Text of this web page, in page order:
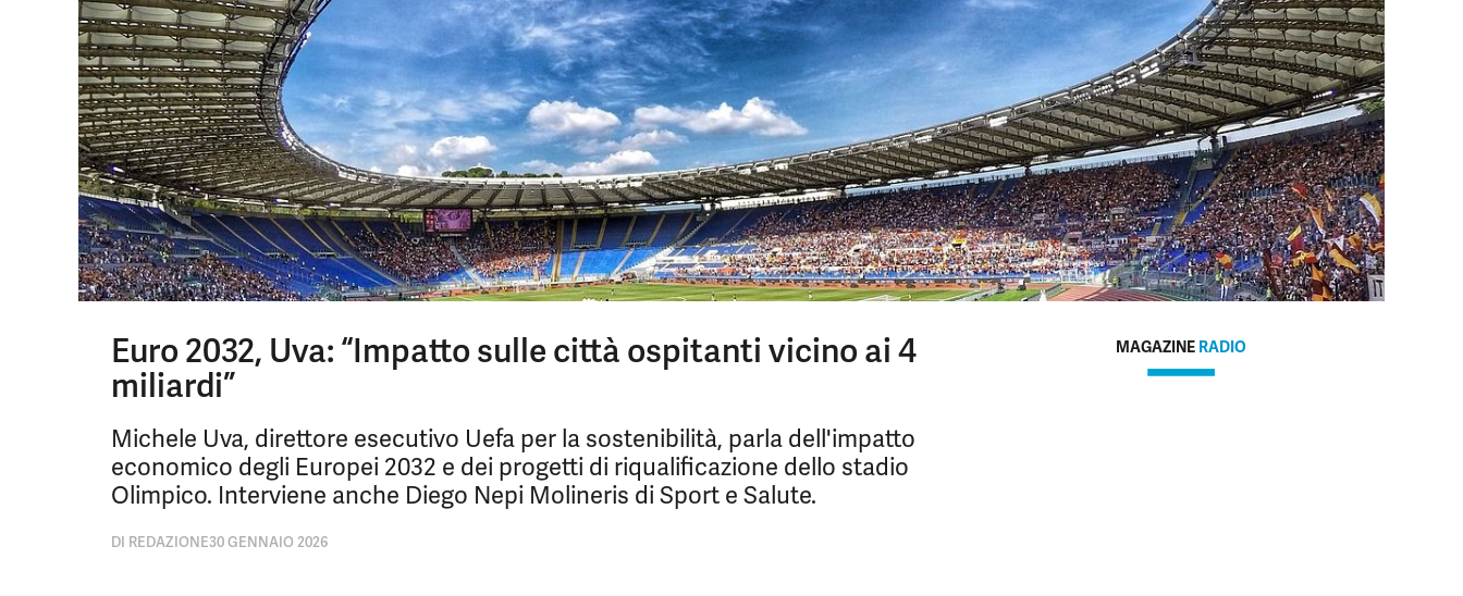
Euro 2032, Uva: “Impatto sulle città ospitanti vicino ai 4
miliardi”
Michele Uva, direttore esecutivo Uefa per la sostenibilità, parla dell'impatto
economico degli Europei 2032 e dei progetti di riqualificazione dello stadio
Olimpico. Interviene anche Diego Nepi Molineris di Sport e Salute.
DI REDAZIONE30 GENNAIO 2026
MAGAZINE RADIO